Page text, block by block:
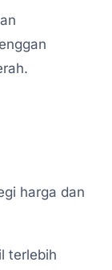
harga dan
terlebih